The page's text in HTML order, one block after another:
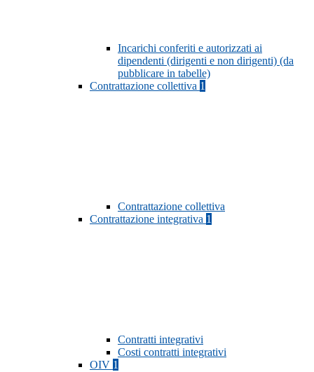
Incarichi conferiti e autorizzati ai
dipendenti (dirigenti e non dirigenti) (da
pubblicare in tabelle)
Contrattazione collettiva 1
Contrattazione collettiva
Contrattazione integrativa 1
Contratti integrativi
Costi contratti integrativi
OIV 1